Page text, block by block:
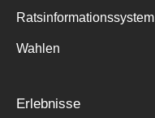
Ratsinformationssystem
Wahlen
Erlebnisse